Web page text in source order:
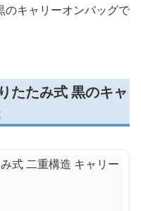
のキャリーオンバッグで
たたみ式 黒のキャ